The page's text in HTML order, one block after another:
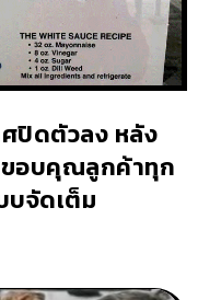
ศปิดตัวลง หลัง
อบคุณลูกค้าทุก
บจัดเต็ม